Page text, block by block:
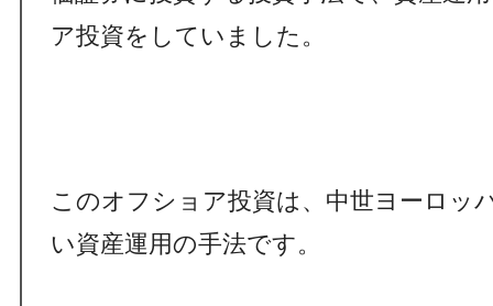
ア投資をしていました。
このオフショア投資は、中世ヨーロッ
い資産運用の手法です。